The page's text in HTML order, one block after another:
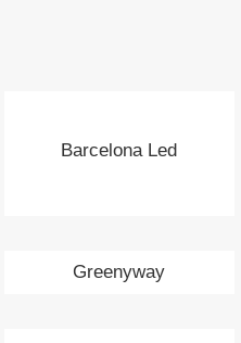
Barcelona Led
Greenyway